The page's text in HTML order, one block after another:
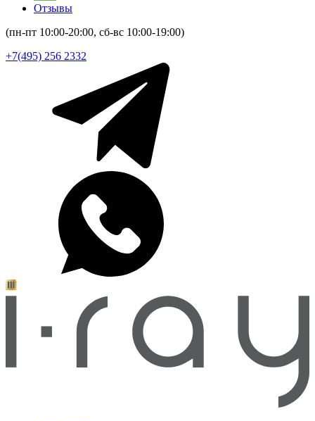
Отзывы
(пн-пт 10:00-20:00, сб-вс 10:00-19:00)
+7(495) 256 2332